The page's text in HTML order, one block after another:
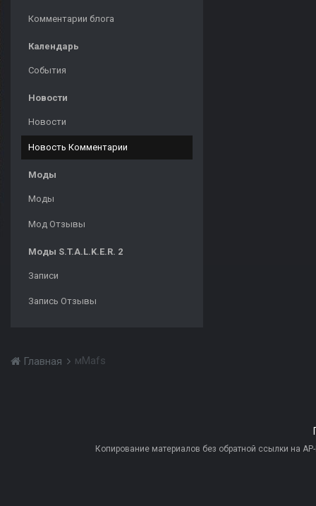
Комментарии блога
Календарь
События
Новости
Новости
Новость Комментарии
Моды
Моды
Мод Отзывы
Моды S.T.A.L.K.E.R. 2
Записи
Запись Отзывы
Главная мMafs
Копирование материалов без обратной ссылки на